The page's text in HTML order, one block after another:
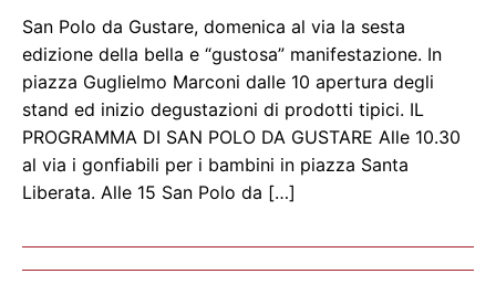
San Polo da Gustare, domenica al via la sesta
edizione della bella e “gustosa” manifestazione. In
piazza Guglielmo Marconi dalle 10 apertura degli
stand ed inizio degustazioni di prodotti tipici. IL
PROGRAMMA DI SAN POLO DA GUSTARE Alle 10.30
al via i gonfiabili per i bambini in piazza Santa
Liberata. Alle 15 San Polo da […]